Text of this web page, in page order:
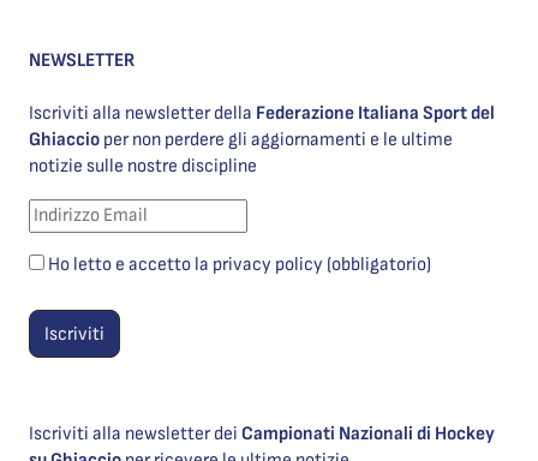
NEWSLETTER
Iscriviti alla newsletter della Federazione Italiana Sport del
Ghiaccio per non perdere gli aggiornamenti e le ultime
notizie sulle nostre discipline
Ho letto e accetto la privacy policy (obbligatorio)
Iscriviti alla newsletter dei Campionati Nazionali di Hockey